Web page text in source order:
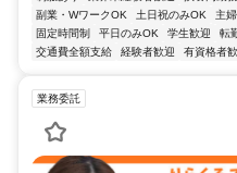
副業・WワークOK
土日祝のみOK 主
固定時間制
平日のみOK 学生歓迎 転
交通費全額支給
経験者歓迎 有資格者
業務委託